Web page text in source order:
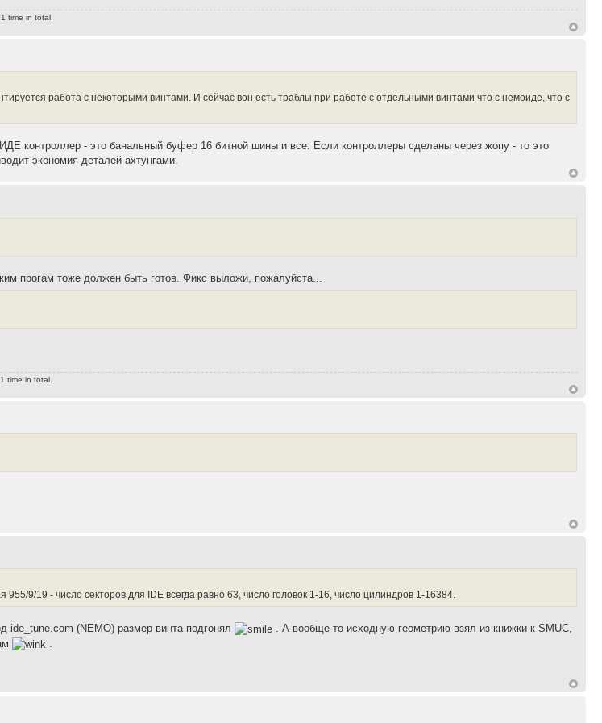
time in total.
работа с некоторыми винтами. И сейчас вон есть траблы при работе с отдельными винтами что с немоиде, что с
контроллер - это банальный буфер 16 битной шины и все. Если контроллеры сделаны через жопу - то это
экономия деталей ахтунгами.
прогам тоже должен быть готов. Фикс выложи, пожалуйста...
time in total.
9/19 - число секторов для IDE всегда равно 63, число головок 1-16, число цилиндров 1-16384.
ide_tune.com (NEMO) размер винта подгонял
. А вообще-то исходную геометрию взял из книжки к SMUC,